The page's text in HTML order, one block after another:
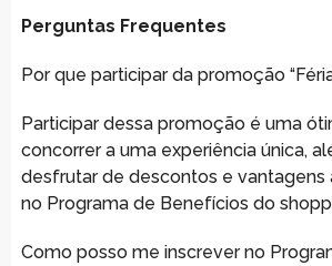
Perguntas Frequentes
Por que participar da promoção
Participar dessa promoção é uma
concorrer a uma experiência única,
desfrutar de descontos e vantagens
no Programa de Benefícios do
Como posso me inscrever no